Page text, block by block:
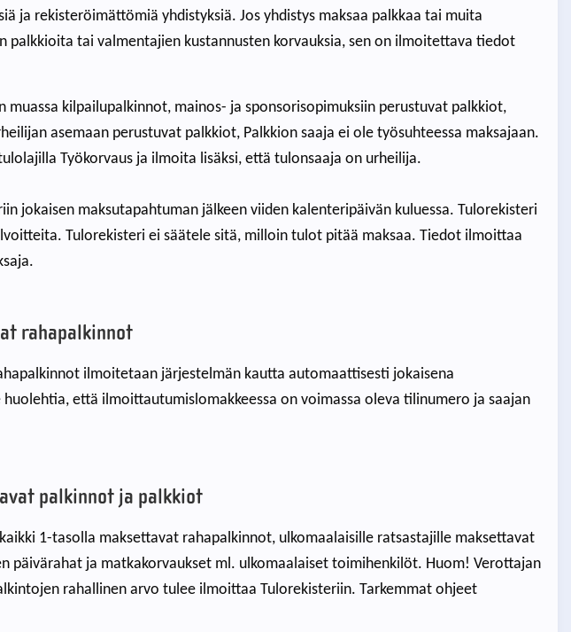
ja rekisteröimättömiä yhdistyksiä. Jos yhdistys maksaa palkkaa tai muita
palkkioita tai valmentajien kustannusten korvauksia, sen on ilmoitettava tiedot
muassa kilpailupalkinnot, mainos- ja sponsorisopimuksiin perustuvat palkkiot,
asemaan perustuvat palkkiot, Palkkion saaja ei ole työsuhteessa maksajaan.
Työkorvaus ja ilmoita lisäksi, että tulonsaaja on urheilija.
jokaisen maksutapahtuman jälkeen viiden kalenteripäivän kuluessa. Tulorekisteri
Tulorekisteri ei säätele sitä, milloin tulot pitää maksaa. Tiedot ilmoittaa
rahapalkinnot
ilmoitetaan järjestelmän kautta automaattisesti jokaisena
että ilmoittautumislomakkeessa on voimassa oleva tilinumero ja saajan
palkinnot ja palkkiot
1-tasolla maksettavat rahapalkinnot, ulkomaalaisille ratsastajille maksettavat
päivärahat ja matkakorvaukset ml. ulkomaalaiset toimihenkilöt. Huom! Verottajan
rahallinen arvo tulee ilmoittaa Tulorekisteriin. Tarkemmat ohjeet